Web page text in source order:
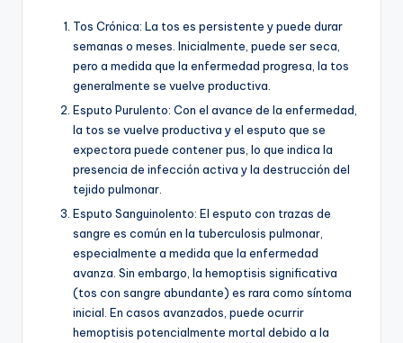
Tos Crónica: La tos es persistente y puede durar
semanas o meses. Inicialmente, puede ser seca,
pero a medida que la enfermedad progresa, la tos
generalmente se vuelve productiva.
Esputo Purulento: Con el avance de la enfermedad,
la tos se vuelve productiva y el esputo que se
expectora puede contener pus, lo que indica la
presencia de infección activa y la destrucción del
tejido pulmonar.
Esputo Sanguinolento: El esputo con trazas de
sangre es común en la tuberculosis pulmonar,
especialmente a medida que la enfermedad
avanza. Sin embargo, la hemoptisis significativa
(tos con sangre abundante) es rara como síntoma
inicial. En casos avanzados, puede ocurrir
hemoptisis potencialmente mortal debido a la